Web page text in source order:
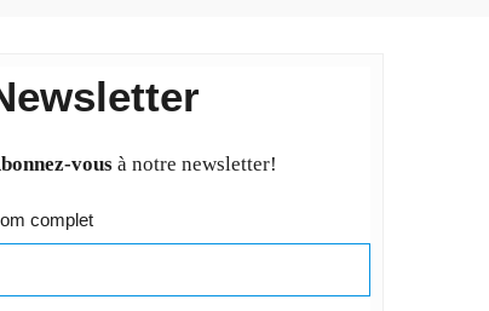
vousà notre newsletter!
complet